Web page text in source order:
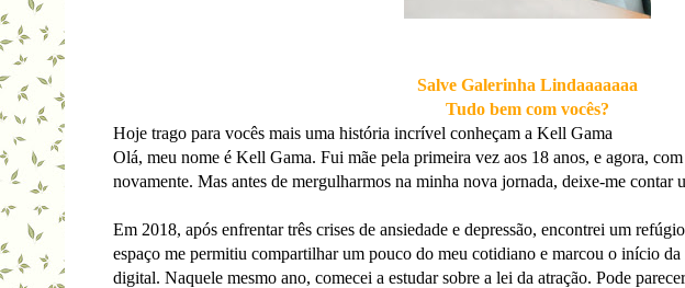
Salve Galerinha Lindaaaaaaa
Tudo bem com vocês?
Hoje trago para vocês mais uma história incrível conheçam a Kell Gama
Olá, meu nome é Kell Gama. Fui mãe pela primeira vez aos 18 anos, e agora,
novamente. Mas antes de mergulharmos na minha nova jornada, deixe-me contar
Em 2018, após enfrentar três crises de ansiedade e depressão, encontrei um
espaço me permitiu compartilhar um pouco do meu cotidiano e marcou o início
digital. Naquele mesmo ano, comecei a estudar sobre a lei da atração. Pode